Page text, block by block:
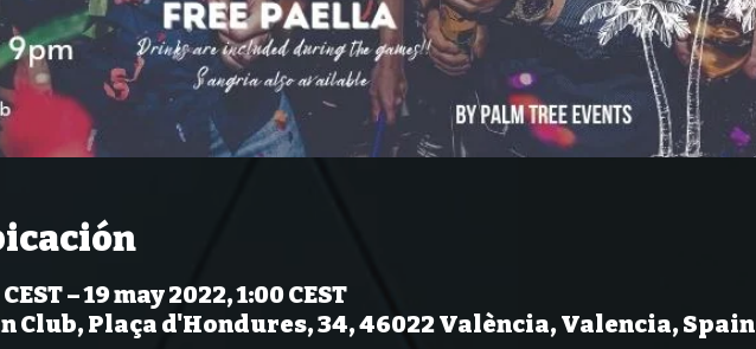
– 19 may 2022, 1:00 CEST
Club, Plaça d'Hondures, 34, 46022 València, Valencia, Spain